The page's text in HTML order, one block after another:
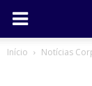
Início Notícias